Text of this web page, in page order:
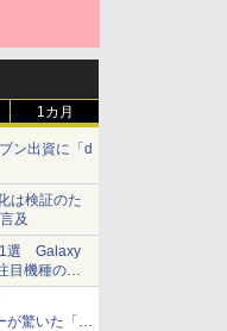
1カ月
ン出資に「d
は検証のた
及
選 Galaxy
目機種の特
が驚いた「そ